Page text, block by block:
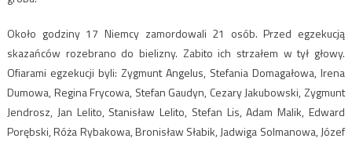
Około godziny 17 Niemcy zamordowali 21 osób. Przed egzekucją
skazańców rozebrano do bielizny. Zabito ich strzałem w tył głowy.
Ofiarami egzekucji byli: Zygmunt Angelus, Stefania Domagałowa, Irena
Dumowa, Regina Frycowa, Stefan Gaudyn, Cezary Jakubowski, Zygmunt
Jendrosz, Jan Lelito, Stanisław Lelito, Stefan Lis, Adam Malik, Edward
Porębski, Róża Rybakowa, Bronisław Słabik, Jadwiga Solmanowa, Józef